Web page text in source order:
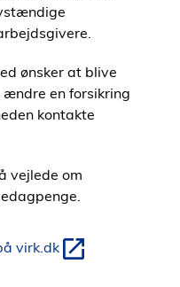
ønsker at blive
en forsikring
kontakte
vejlede om
virk.dk